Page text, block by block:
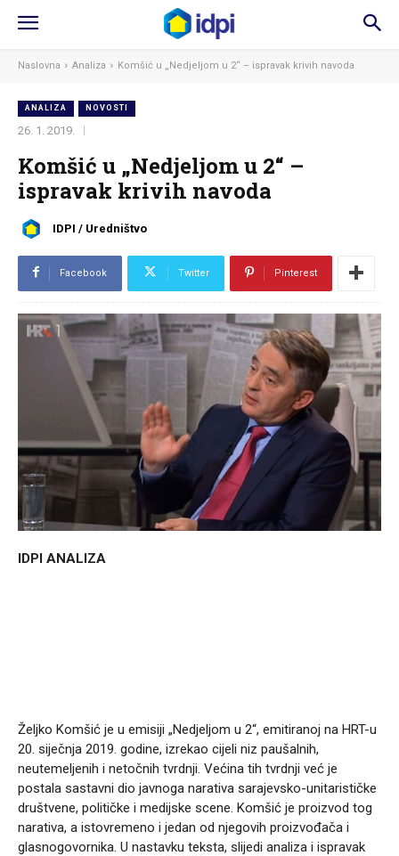
Naslovna Analiza Komšić u „Nedjeljom u 2“ – ispravak krivih navoda
ANALIZA NOVOSTI
26. 1. 2019.
Komšić u „Nedjeljom u 2“ –
ispravak krivih navoda
IDPI / Uredništvo
Facebook Twitter Pinterest
IDPI ANALIZA
Željko Komšić je u emisiji „Nedjeljom u 2“, emitiranoj na HRT-u
20. siječnja 2019. godine, izrekao cijeli niz paušalnih,
neutemeljenih i netočnih tvrdnji. Većina tih tvrdnji već je
postala sastavni dio javnoga narativa sarajevsko-unitarističke
društvene, političke i medijske scene. Komšić je proizvod tog
narativa, a istovremeno i jedan od njegovih proizvođača i
glasnogovornika. U nastavku teksta, slijedi analiza i ispravak